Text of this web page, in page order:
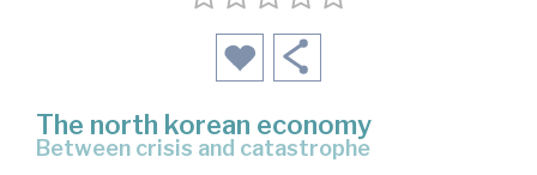
The north korean economy
between crisis and catastrophe